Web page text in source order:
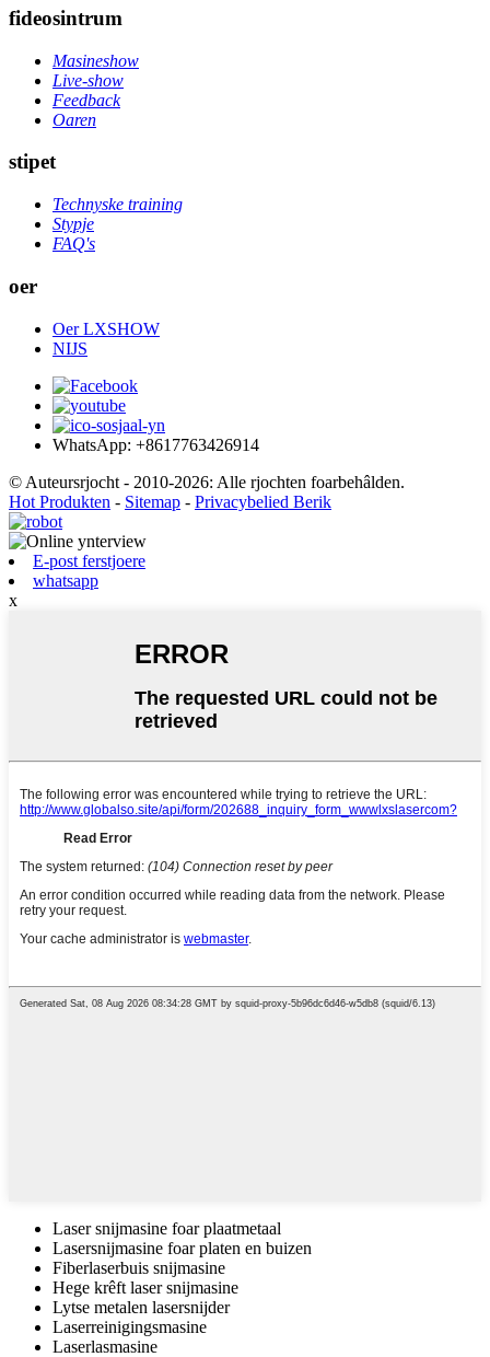
fideosintrum
Masineshow
Live-show
Feedback
Oaren
stipet
Technyske training
Stypje
FAQ's
oer
Oer LXSHOW
NIJS
WhatsApp: +8617763426914
© Auteursrjocht - 2010-2026: Alle rjochten foarbehâlden.
Hot Produkten - Sitemap - Privacybelied Berik
E-post ferstjoere
whatsapp
x
Laser snijmasine foar plaatmetaal
Lasersnijmasine foar platen en buizen
Fiberlaserbuis snijmasine
Hege krêft laser snijmasine
Lytse metalen lasersnijder
Laserreinigingsmasine
Laserlasmasine